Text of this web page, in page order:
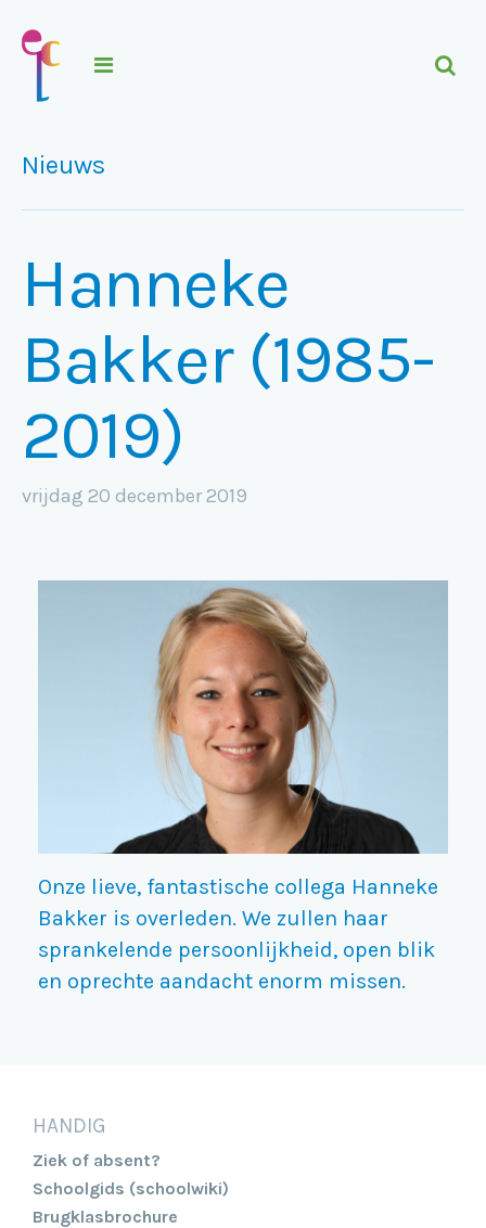
Nieuws
Hanneke
Bakker (1985-
2019)
vrijdag 20 december 2019
Onze lieve, fantastische collega Hanneke
Bakker is overleden. We zullen haar
sprankelende persoonlijkheid, open blik
en oprechte aandacht enorm missen.
HANDIG
Ziek of absent?
Schoolgids (schoolwiki)
Brugklasbrochure